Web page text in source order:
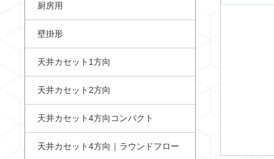
厨房用
壁掛形
天井カセット1方向
天井カセット2方向
天井カセット4方向コンパクト
天井カセット4方向｜ラウンドフロー